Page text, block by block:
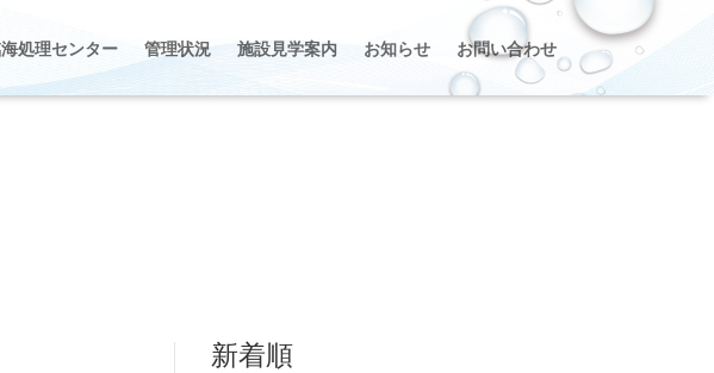
処理センター 管理状況 施設見学案内 お知らせ お問い合わせ
新着順